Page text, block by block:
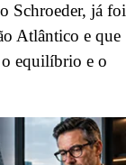
Schroeder, já foi
Atlântico e que
o equilíbrio e o